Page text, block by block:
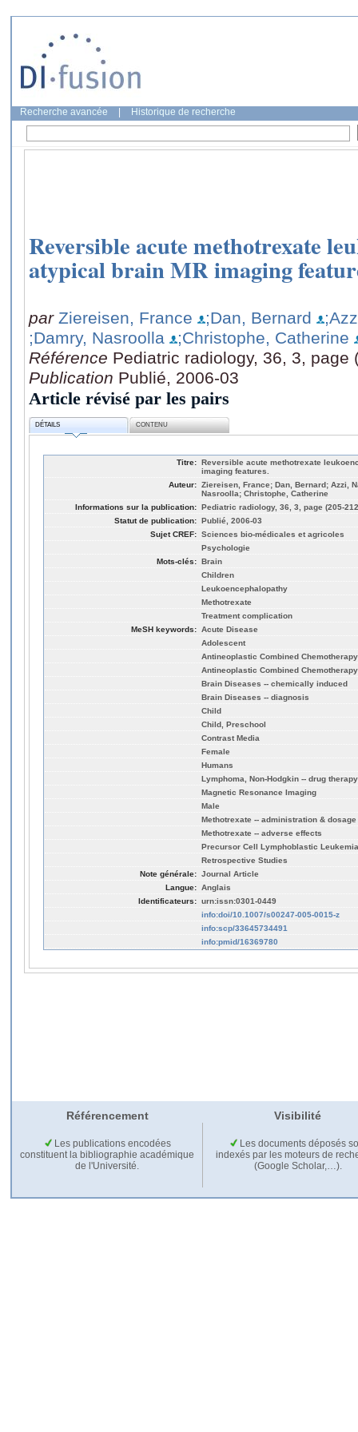
Recherche avancée Historique de recherche
Reversible acute methotrexate
atypical brain MR imaging
par Ziereisen, France ;Dan, Bernard
;Damry, Nasroolla
;Christophe, Catherine
Référence Pediatric radiology, 36, 3, page
Publication Publié, 2006-03
Article révisé par les pairs
DÉTAILS CONTENU
Titre: Reversible acute methotrexate
imaging features.
Auteur: Ziereisen, France; Dan, Bernard; Azzi,
Nasroolla; Christophe, Catherine
Informations sur la publication: Pediatric radiology, 36, 3, page (205-
Statut de publication: Publié, 2006-03
Sujet CREF: Sciences bio-médicales et agricoles
Psychologie
Mots-clés: Brain
Children
Leukoencephalopathy
Methotrexate
Treatment complication
MeSH keywords: Acute Disease
Adolescent
Antineoplastic Combined
Antineoplastic Combined
Brain Diseases -- chemically induced
Brain Diseases -- diagnosis
Child
Child, Preschool
Contrast Media
Female
Humans
Lymphoma, Non-Hodgkin -- drug therapy
Magnetic Resonance Imaging
Male
Methotrexate -- administration & dosage
Methotrexate -- adverse effects
Precursor Cell Lymphoblastic
Retrospective Studies
Note générale: Journal Article
Langue: Anglais
Identificateurs: urn:issn:0301-0449
info:doi/10.1007/s00247-005-0015-z
info:scp/33645734491
info:pmid/16369780
Référencement Visibilité
Les publications encodées
constituent la bibliographie académique
de l'Université.
Les documents déposés
indexés par les moteurs de
(Google Scholar,…).